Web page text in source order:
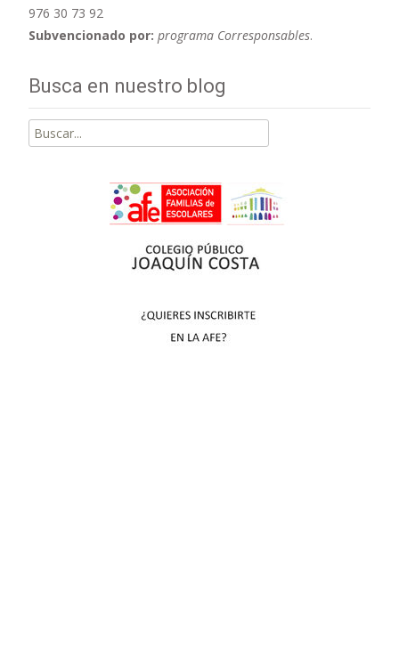
976 30 73 92
Subvencionado por: programa Corresponsables.
Busca en nuestro blog
Buscar
por: